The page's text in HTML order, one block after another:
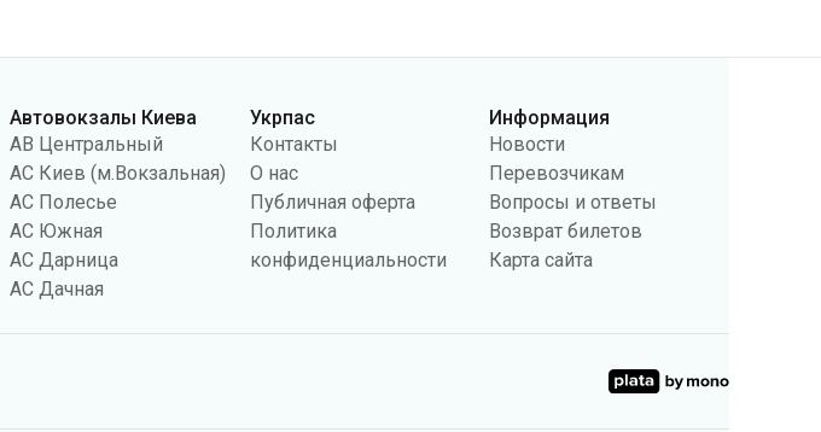
АС Южная
АС Дарница
АС Дачная
Политика
конфиденциальности
Возврат билетов
Карта сайта